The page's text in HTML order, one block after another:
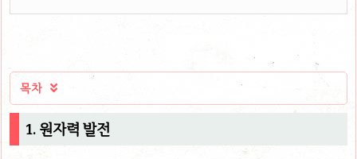
목차 
1. 원자력 발전